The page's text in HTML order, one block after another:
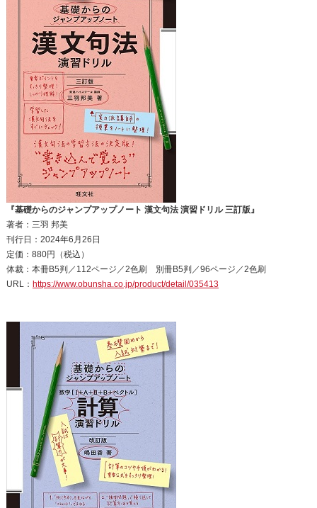
『基礎からのジャンプアップノート 漢文句法 演習ドリル 三訂版』
著者：三羽 邦美
刊行日：2024年6月26日
定価：880円（税込）
体裁：本冊B5判／112ページ／2色刷 別冊B5判／96ページ／2色刷
URL： https://www.obunsha.co.jp/product/detail/035413